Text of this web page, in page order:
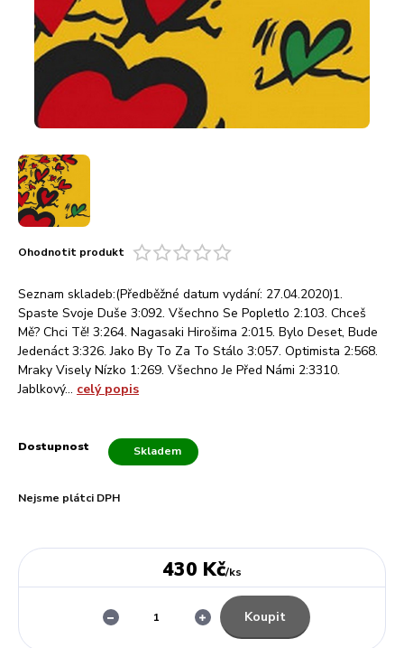
Ohodnotit produkt
Seznam skladeb:(Předběžné datum vydání: 27.04.2020)1.
Spaste Svoje Duše 3:092. Všechno Se Popletlo 2:103. Chceš
Mě? Chci Tě! 3:264. Nagasaki Hirošima 2:015. Bylo Deset, Bude
Jedenáct 3:326. Jako By To Za To Stálo 3:057. Optimista 2:568.
Mraky Visely Nízko 1:269. Všechno Je Před Námi 2:3310.
Jablkový... celý popis
Dostupnost Skladem
Nejsme plátci DPH
430 Kč/ks
Koupit